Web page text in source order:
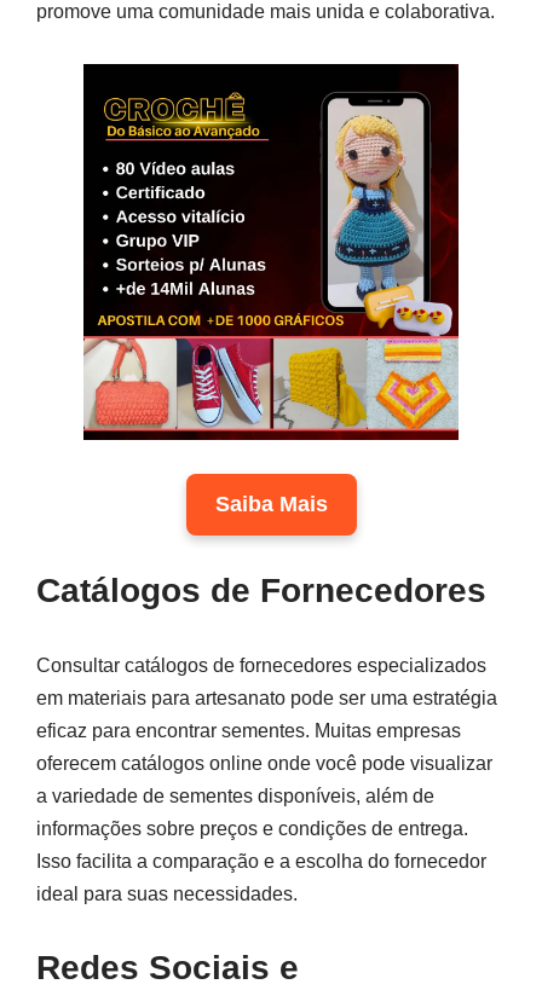
promove uma comunidade mais unida e colaborativa.
Saiba Mais
Catálogos de Fornecedores
Consultar catálogos de fornecedores especializados
em materiais para artesanato pode ser uma estratégia
eficaz para encontrar sementes. Muitas empresas
oferecem catálogos online onde você pode visualizar
a variedade de sementes disponíveis, além de
informações sobre preços e condições de entrega.
Isso facilita a comparação e a escolha do fornecedor
ideal para suas necessidades.
Redes Sociais e